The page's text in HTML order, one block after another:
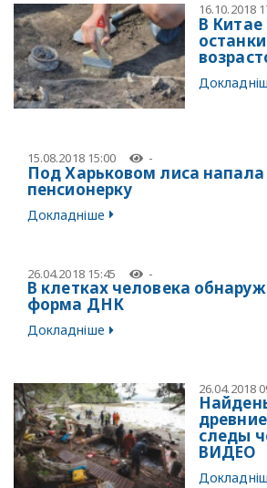
16.10.2018
В
15.08.2018 15:00 -
Под Харьковом лиса напала
пенсионерку
Докладніше
26.04.2018 15:45 -
В клетках человека
форма ДНК
Докладніше
26.04.2018
следы
ВИДЕО